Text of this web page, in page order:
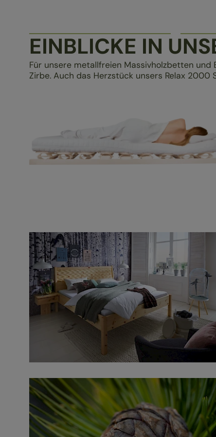
EINBLICKE IN
Für unsere metallfreien Massivholzbetten und
Zirbe. Auch das Herzstück unsers Relax 2000